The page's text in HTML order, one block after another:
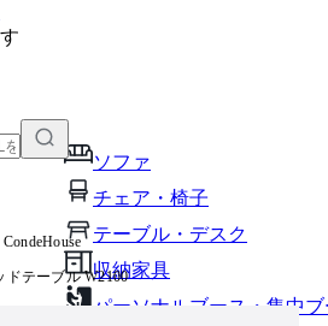
ソファ
チェア・椅子
テーブル・デスク
収納家具
パーソナルブース・集中
を貼り付けて、カートに追加できます
CondeHouse
ドテーブル W2100